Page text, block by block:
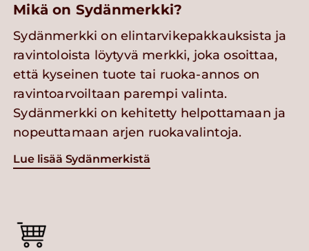
Mikä on Sydänmerkki?
Sydänmerkki on elintarvikepakkauksista ja
ravintoloista löytyvä merkki, joka osoittaa,
että kyseinen tuote tai ruoka-annos on
ravintoarvoiltaan parempi valinta.
Sydänmerkki on kehitetty helpottamaan ja
nopeuttamaan arjen ruokavalintoja.
Lue lisää Sydänmerkistä